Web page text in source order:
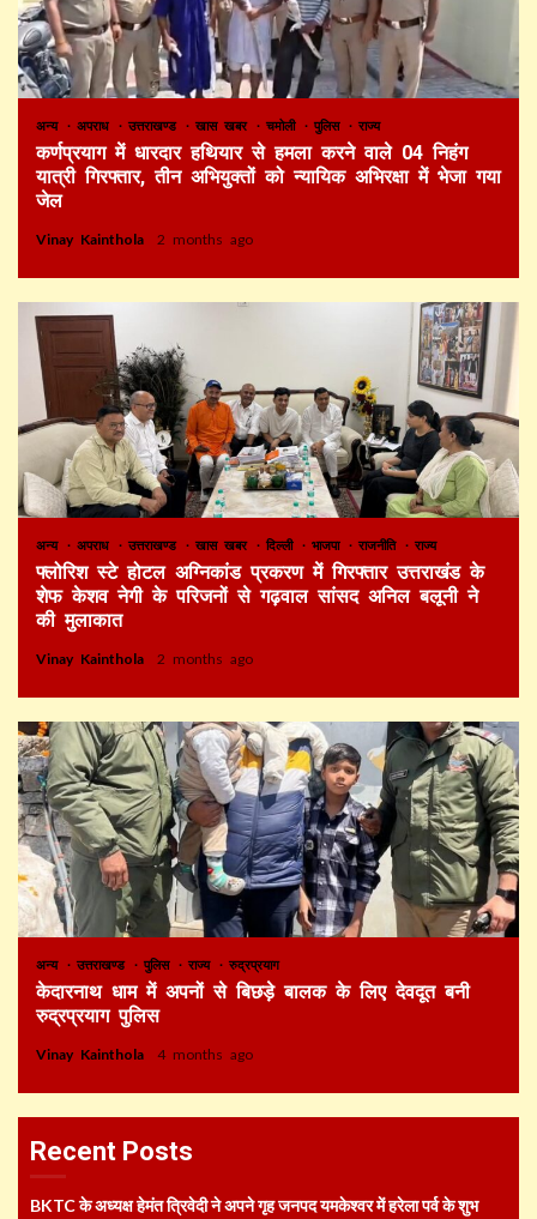
अन्य अपराध उत्तराखण्ड खास खबर चमोली पुलिस राज्य
कर्णप्रयाग में धारदार हथियार से हमला करने वाले 04 निहंग
यात्री गिरफ्तार, तीन अभियुक्तों को न्यायिक अभिरक्षा में भेजा गया
जेल
Vinay Kainthola 2 months ago
अन्य अपराध उत्तराखण्ड खास खबर दिल्ली भाजपा राजनीति राज्य
फ्लोरिश स्टे होटल अग्निकांड प्रकरण में गिरफ्तार उत्तराखंड के
शेफ केशव नेगी के परिजनों से गढ़वाल सांसद अनिल बलूनी ने
की मुलाकात
Vinay Kainthola 2 months ago
अन्य उत्तराखण्ड पुलिस राज्य रुद्रप्रयाग
केदारनाथ धाम में अपनों से बिछड़े बालक के लिए देवदूत बनी
रुद्रप्रयाग पुलिस
Vinay Kainthola 4 months ago
Recent Posts
BKTC के अध्यक्ष हेमंत त्रिवेदी ने अपने गृह जनपद यमकेश्वर में हरेला पर्व के शुभ